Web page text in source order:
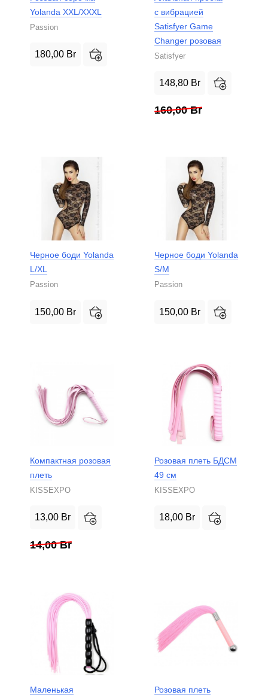
Yolanda XXL/XXXL
Passion
180,00 Br
с вибрацией
Satisfyer Game
Changer розовая
Satisfyer
148,80 Br
160,00Br
Черное боди Yolanda
L/XL
Passion
150,00 Br
Черное боди Yolanda
S/M
Passion
150,00 Br
Компактная розовая
плеть
KISSEXPO
13,00 Br
14,00Br
Розовая плеть БДСМ
49 см
KISSEXPO
18,00 Br
Маленькая
Розовая плеть